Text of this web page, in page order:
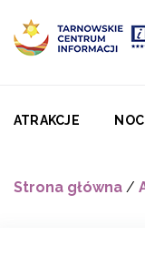
ATRAKCJE
Strona główna /